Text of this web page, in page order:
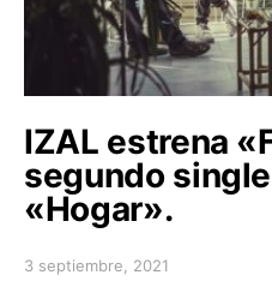
IZAL estrena
segundo
«Hogar».
Posted on
3 septiembre, 2021